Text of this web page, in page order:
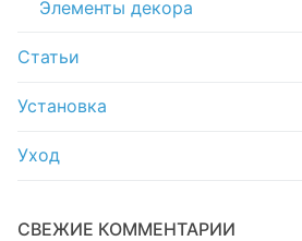
Элементы декора
Статьи
Установка
Уход
СВЕЖИЕ КОММЕНТАРИИ